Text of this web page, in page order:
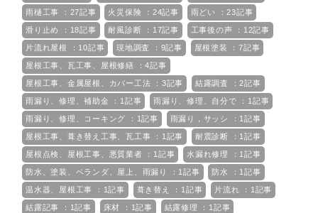
雨樋工事 ：27記事 火災保険 ：24記事 雨どい ：23記事
滑り止め ：18記事 耐風診断 ：17記事 工事後の声 ：12記事
片流れ屋根 ：10記事 現地調査 ：9記事 屋根塗装 ：7記事
屋根工事、瓦工事、屋根修繕 ：4記事
屋根工事、金属屋根、カバー工法 ：3記事 結露調査 ：2記事
雨漏り、修理、補助金 ：1記事 雨漏り、修理、自分で ：1記事
雨漏り、修理、コーキング ：1記事 雨漏り，サッシ ：1記事
屋根工事、葺き替え工事、瓦工事 ：1記事 耐震診断 ：1記事
屋根点検、屋根工事、悪質業者 ：1記事 水漏れ修理 ：1記事
防水、塗装、ベランダ、屋上、雨漏り ：1記事 防水 ：1記事
温水器、屋根工事 ：1記事 葺き替え ：1記事 片流れ ：1記事
結露記事 ：1記事 床材 ：1記事 結露修理 ：1記事